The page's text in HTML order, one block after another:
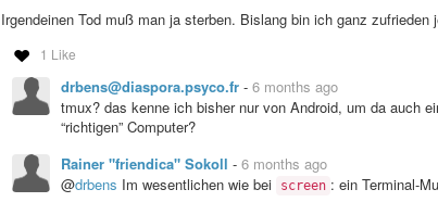
bindsym $mod+Shift+e exec swaynag -t warning -m 'Exit
# Focus
bindsym $mod+$left focus left
bindsym $mod+$down focus down
bindsym $mod+$up focus up
bindsym $mod+$right focus right
bindsym $mod+Shift+$left move left
bindsym $mod+Shift+$down move down
bindsym $mod+Shift+$up move up
Irgendeinen Tod muß man ja sterben. Bislang bin ich ganz zufrieden
1 Like
drbens@diaspora.psyco.fr - 6 months ago
tmux? das kenne ich bisher nur von Android, um da auch
“richtigen” Computer?
Rainer "friendica" Sokoll - 6 months ago
@drbens Im wesentlichen wie bei screen : ein Terminal-